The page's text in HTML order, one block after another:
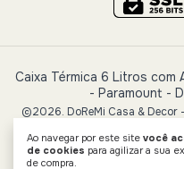
Ao navegar por este site você
de cookies para agilizar a sua
de compra.
Caixa Térmica 6 Litros com
- Paramount -
©2026. DoReMi Casa &